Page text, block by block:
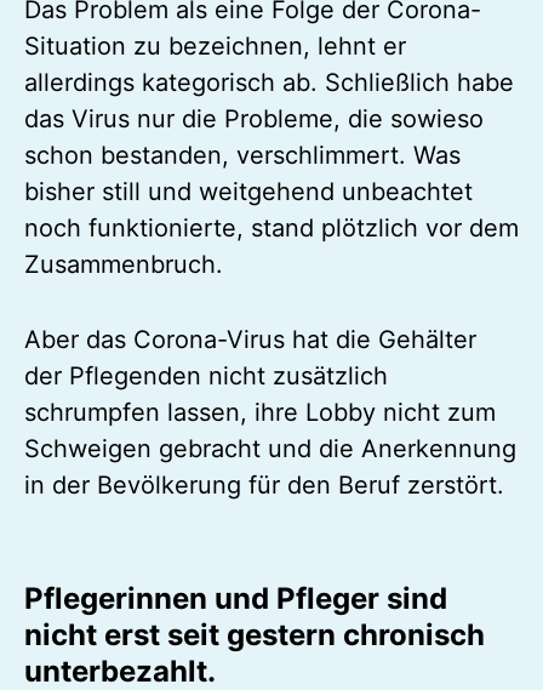
Das Problem als eine Folge der Corona-
Situation zu bezeichnen, lehnt er
allerdings kategorisch ab. Schließlich habe
das Virus nur die Probleme, die sowieso
schon bestanden, verschlimmert. Was
bisher still und weitgehend unbeachtet
noch funktionierte, stand plötzlich vor dem
Zusammenbruch.
Aber das Corona-Virus hat die Gehälter
der Pflegenden nicht zusätzlich
schrumpfen lassen, ihre Lobby nicht zum
Schweigen gebracht und die Anerkennung
in der Bevölkerung für den Beruf zerstört.
Pflegerinnen und Pfleger sind
nicht erst seit gestern chronisch
unterbezahlt.